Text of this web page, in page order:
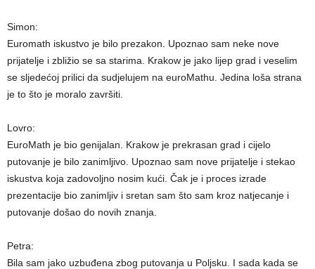
Simon:
Euromath iskustvo je bilo prezakon. Upoznao sam neke nove
prijatelje i zbližio se sa starima. Krakow je jako lijep grad i veselim
se sljedećoj prilici da sudjelujem na euroMathu. Jedina loša strana
je to što je moralo završiti.
Lovro:
EuroMath je bio genijalan. Krakow je prekrasan grad i cijelo
putovanje je bilo zanimljivo. Upoznao sam nove prijatelje i stekao
iskustva koja zadovoljno nosim kući. Čak je i proces izrade
prezentacije bio zanimljiv i sretan sam što sam kroz natjecanje i
putovanje došao do novih znanja.
Petra:
Bila sam jako uzbuđena zbog putovanja u Poljsku. I sada kada se